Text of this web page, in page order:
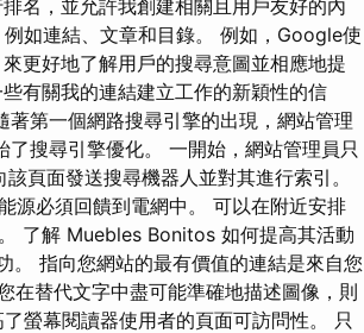
名，並允許我創建相關且用戶友好的內
如連結、文章和目錄。 例如，Google使
更好地了解用戶的搜尋意圖並相應地提
有關我的連結建立工作的新穎性的信
第一個網路搜尋引擎的出現，網站管理
了搜尋引擎優化。 一開始，網站管理員只
頁面發送搜尋機器人並對其進行索引。
源必須回饋到電網中。 可以在附近安排
了解 Muebles Bonitos 如何提高其活動
指向您網站的最有價值的連結是來自您
在替代文字中盡可能準確地描述圖像，則
螢幕閱讀器使用者的頁面可訪問性。 只